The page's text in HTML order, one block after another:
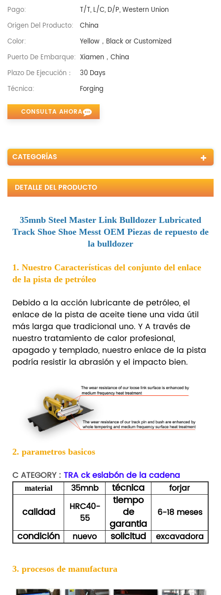
Pago:
T/T, L/C, D/P, Western Union
Origen Del Producto:
China
Color:
Yellow，Black or Customized
Puerto De Embarque: Xiamen，China
Plazo De Ejecución：
30 Days
Técnica:
Forging
CONSULTA AHORA
CATEGORÍAS
DETALLE DEL PRODUCTO
35mnb Steel Master Link Bulldozer Lubricated
Track Shoe Shoe Messt OEM Piezas de repuesto de
la bulldozer
1. Nuestro Características del conjunto del enlace
de la pista de petróleo
Debido a la acción lubricante de petróleo, el
enlace de la pista de aceite tiene una vida útil
más larga que tradicional uno. Y A través de
nuestro tratamiento de calor profesional,
apagado y templado, nuestro enlace de la pista
podría resistir la abrasión y el impacto bien.
2. parametros basicos
CATEGORY : TRAck eslabón de la cadena
material 35mnb técnica forjar
calidad
HRC40-
55
tiempo
de
garantia
6-18 meses
condición nuevo solicitud excavadora
3. procesos de manufactura